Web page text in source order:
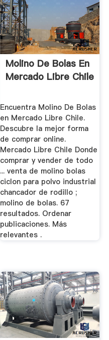
Molino De Bolas En
Mercado Libre Chile
Encuentra Molino De Bolas
en Mercado Libre Chile.
Descubre la mejor forma
de comprar online.
Mercado Libre Chile Donde
comprar y vender de todo
... venta de molino bolas
ciclon para polvo industrial
chancador de rodillo ;
molino de bolas. 67
resultados. Ordenar
publicaciones. Más
relevantes .